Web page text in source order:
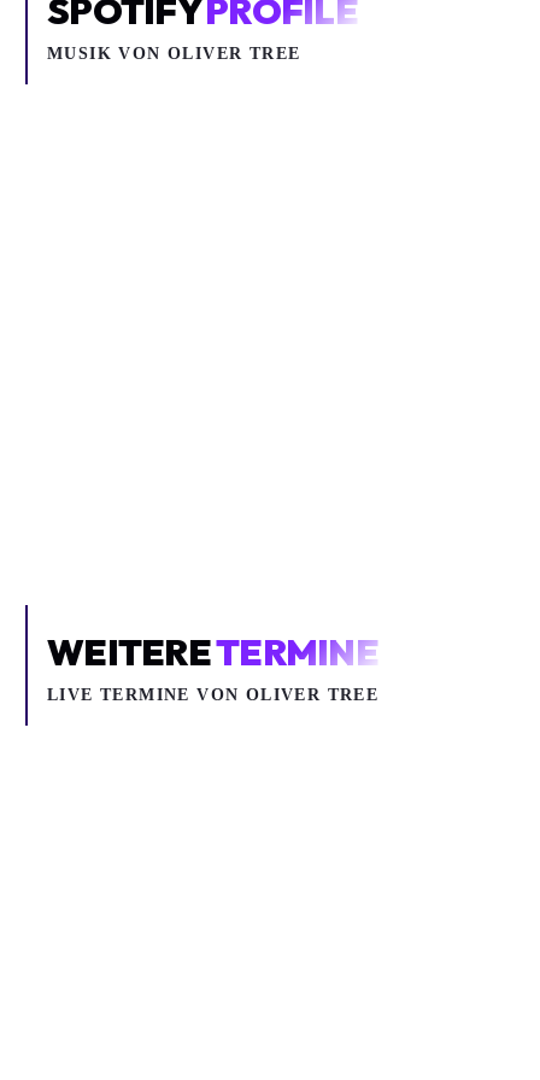
SPOTIFYPROFILE
MUSIK VONOLIVER TREE
WEITERETERMINE
LIVE TERMINE VON OLIVER TREE